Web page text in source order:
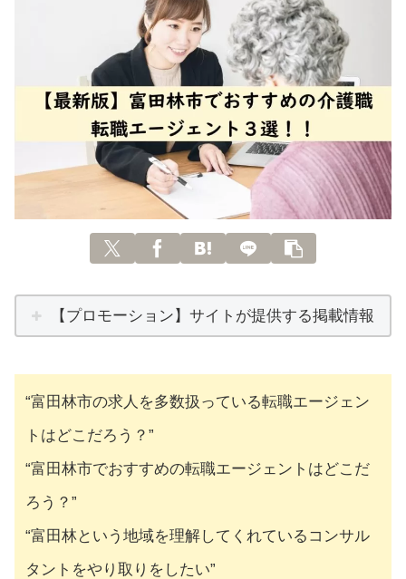
【プロモーション】サイトが提供する掲載情報
“富田林市の求人を多数扱っている転職エージェン
トはどこだろう？”
“富田林市でおすすめの転職エージェントはどこだ
ろう？”
“富田林という地域を理解してくれているコンサル
タントをやり取りをしたい”